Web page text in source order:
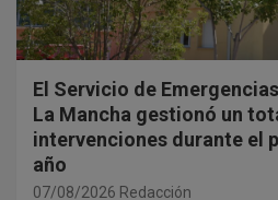
El Servicio de
La Mancha gestionó un
intervenciones durante el
año
07/08/2026 Redacción